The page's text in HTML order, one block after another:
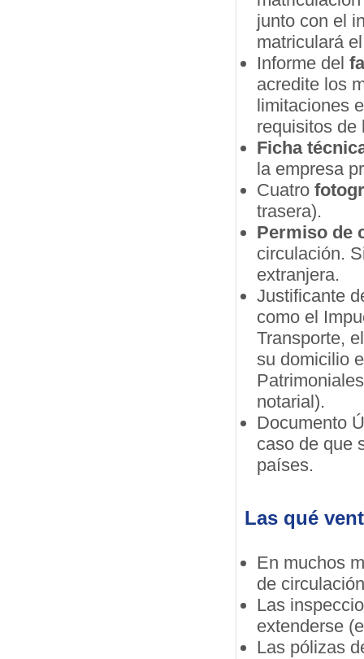
junto con el
matriculará
Informe del
acredite los
limitaciones
requisitos de
Ficha
la empresa
Cuatro
trasera).
Permiso de
circulación.
extranjera.
Justificante
como el
Transporte,
su domicilio
notarial).
Documento
caso de que
países.
Las qué
En muchos
de
Las
extenderse
Las pólizas